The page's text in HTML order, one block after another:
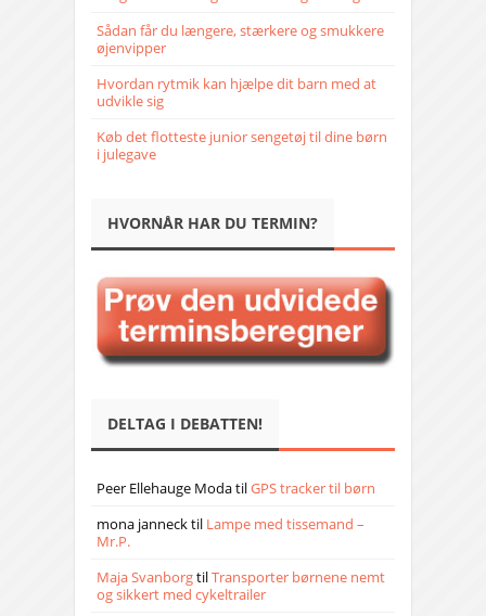
Sådan får du længere, stærkere og smukkere
øjenvipper
Hvordan rytmik kan hjælpe dit barn med at
udvikle sig
Køb det flotteste junior sengetøj til dine børn
i julegave
HVORNÅR HAR DU TERMIN?
DELTAG I DEBATTEN!
Peer Ellehauge ModatilGPS tracker til børn
mona jannecktil Lampe med tissemand –
Mr.P.
Maja SvanborgtilTransporter børnene nemt
og sikkert med cykeltrailer